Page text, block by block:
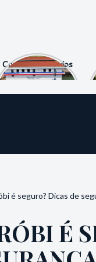
Como ver os navios
nas Eclusas de
é seguro? Dicas de
É